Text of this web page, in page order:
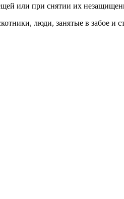
или при снятии их
люди, занятые в забое и